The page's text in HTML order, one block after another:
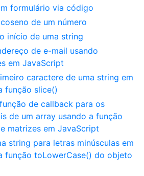
formulário via código
de um número
início de uma string
de e-mail usando
em JavaScript
caractere de uma string em
função slice()
de callback para os
de um array usando a função
matrizes em JavaScript
string para letras minúsculas em
função toLowerCase() do objeto